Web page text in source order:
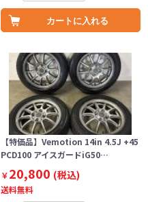
カートに入れる
【特価品】Vemotion 14in 4.5J +45
PCD100 アイスガードiG50…
￥20,800 (税込)
送料無料